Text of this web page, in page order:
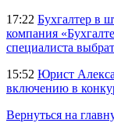
17:22 Бухгалтер в
компания
специалиста
15:52 Юрист
включению в
Вернуться на